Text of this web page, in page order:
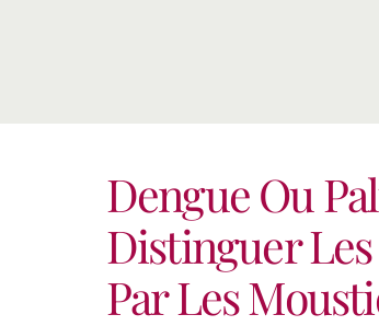
Dengue Ou
Distinguer
Par Les